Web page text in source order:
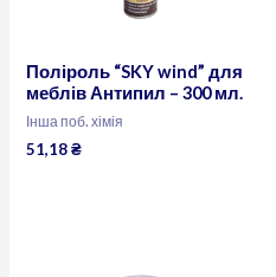
Поліроль “SKY wind” для
меблів Антипил – 300 мл.
Інша поб. хімія
51,18₴